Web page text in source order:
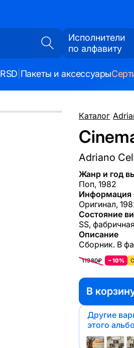
Исполнители
по алфавиту
RSD Пакеты и аксессуары
Каталог/
Adriano
Жанр и год
Поп, 1982
Информация
Оригинал,
Состояние
SS,
Описание
Сборник. В
11980₽ −10%
В
Другие
этого